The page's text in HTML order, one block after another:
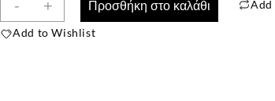
-
Βαμβακερές
Κάλτσες
+ Προσθήκη στο καλάθι Add
Add to Wishlist